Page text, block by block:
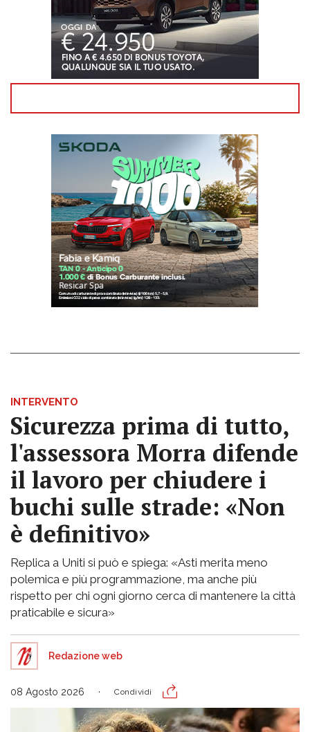
INTERVENTO
Sicurezza prima di tutto,
l'assessora Morra difende
il lavoro per chiudere i
buchi sulle strade: «Non
è definitivo»
Replica a Uniti si può e spiega: «Asti merita meno
polemica e più programmazione, ma anche più
rispetto per chi ogni giorno cerca di mantenere la città
praticabile e sicura»
Redazione web
08 Agosto 2026 Condividi